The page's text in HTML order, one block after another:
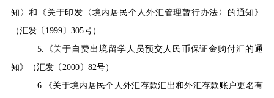
知〉和《关于印发〈境内居民个人外汇管理暂行办法〉的通知》
（汇发〔 1999〕 305号）
5.
《关于自费出境留学人员预交人民币保证金购付汇的通
知》（汇发〔 2000〕 82号）
6.
《关于境内居民个人外汇存款汇出和外汇存款账户更名有